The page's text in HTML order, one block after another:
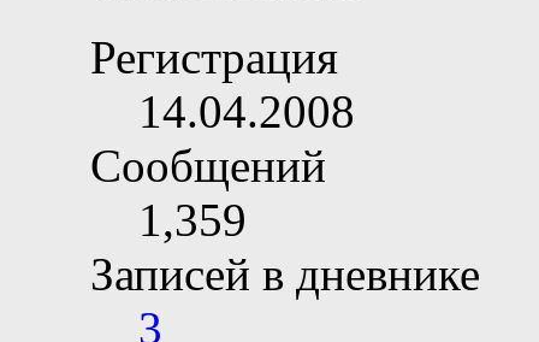
Регистрация
14.04.2008
Сообщений
1,359
Записей в дневнике
3